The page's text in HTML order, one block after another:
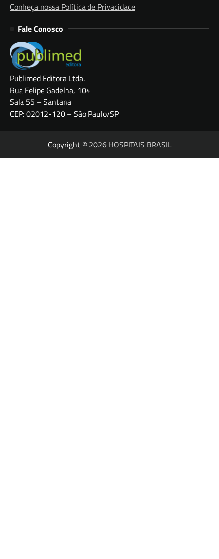
Conheça nossa Política de Privacidade
Fale Conosco
Publimed Editora Ltda.
Rua Felipe Gadelha, 104
Sala 55 – Santana
CEP: 02012-120 – São Paulo/SP
Copyright © 2026 HOSPITAIS BRASIL